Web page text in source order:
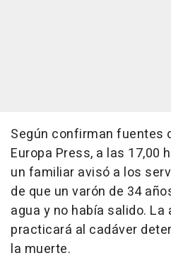
Según confirman fuentes
Europa Press, a las 17,00
un familiar avisó a los
de que un varón de 34
agua y no había salido.
practicará al cadáver
la muerte.